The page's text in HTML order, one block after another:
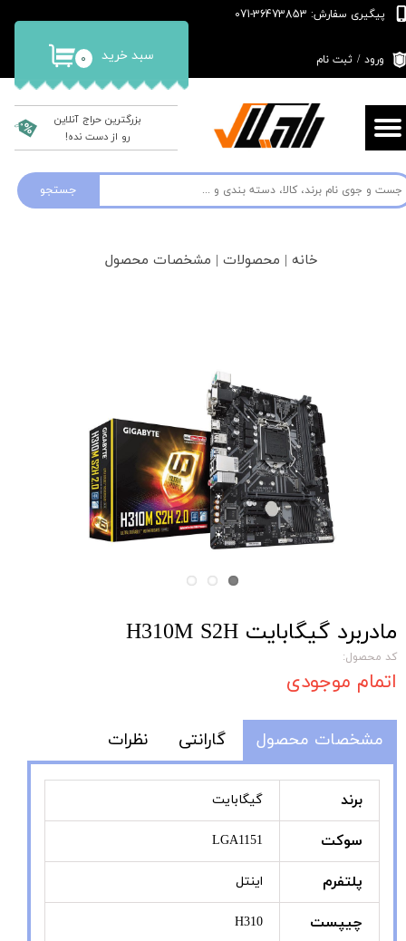
جستجو
پیگیری سفارش: 36473853-071
۰ سبد خرید ورود / ثبت نام
تغییر گذر واژه
سفارشات
بزرگترین حراج آنلاین
رو از دست نده!
خانه | محصولات | مشخصات محصول
مادربرد گیگابایت H310M S2H
کد محصول:
اتمام موجودی
مشخصات محصول گارانتی نظرات
برند گیگابایت
سوکت LGA1151
پلتفرم اینتل
چیپست H310